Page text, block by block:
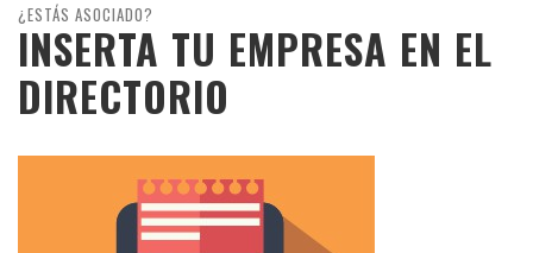
¿ESTÁS ASOCIADO?
INSERTA TU EMPRESA EN EL
DIRECTORIO